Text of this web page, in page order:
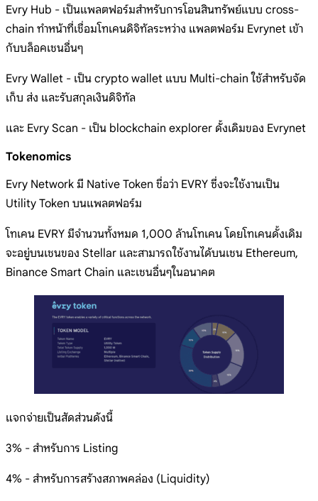
Evry Hub - เป็นแพลตฟอร์มสำหรับการโอนสินทรัพย์แบบ cross-
chain ทำหน้าที่เชื่อมโทเคนดิจิทัลระหว่าง แพลตฟอร์ม Evrynet เข้า
กับบล็อคเชนอื่นๆ
Evry Wallet - เป็น crypto wallet แบบ Multi-chain ใช้สำหรับจัด
เก็บ ส่ง และรับสกุลเงินดิจิทัล
และ Evry Scan - เป็น blockchain explorer ดั้งเดิมของ Evrynet
Tokenomics
Evry Network มี Native Token ชื่อว่า EVRY ซึ่งจะใช้งานเป็น
Utility Token บนแพลตฟอร์ม
โทเคน EVRY มีจำนวนทั้งหมด 1,000 ล้านโทเคน โดยโทเคนดั้งเดิม
จะอยู่บนเชนของ Stellar และสามารถใช้งานได้บนเชน Ethereum,
Binance Smart Chain และเชนอื่นๆในอนาคต
แจกจ่ายเป็นสัดส่วนดังนี้
3% - สำหรับการ Listing
4% - สำหรับการสร้างสภาพคล่อง (Liquidity)